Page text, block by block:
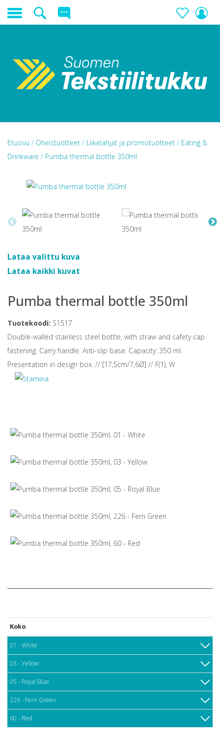
Etusivu / Oheistuotteet / Liikelahjat ja promotuotteet / Eating &
Drinkware / Pumba thermal bottle 350ml
Lataa valittu kuva
Lataa kaikki kuvat
Pumba thermal bottle 350ml
Tuotekoodi: S1517
Double-walled stainless steel bottle, with straw and safety cap
fastening. Carry handle. Anti-slip base. Capacity: 350 ml.
Presentation in design box. // [17,5cm/7,6Ø] // F(1), W
Koko
01 - White
03 - Yellow
05 - Royal Blue
226 - Fern Green
60 - Red